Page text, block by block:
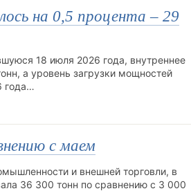
на 0,5 процента – 29
18 июля 2026 года, внутреннее
а уровень загрузки мощностей
года…
с маем
и внешней торговли, в
36 300 тонн по сравнению с 3 000